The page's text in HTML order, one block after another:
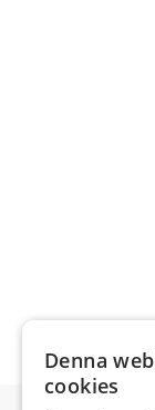
Denna
cookies